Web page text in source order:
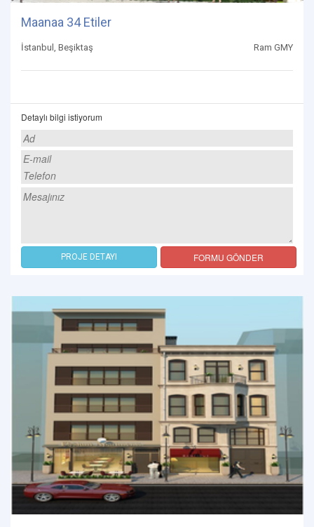
Maanaa 34 Etiler
İstanbul, Beşiktaş Ram GMY
Detaylı bilgi istiyorum
PROJE DETAYI FORMU GÖNDER